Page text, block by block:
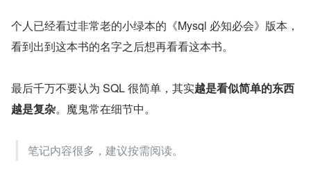
个人已经看过非常老的小绿本的《Mysql 必知必会》版本，
看到出到这本书的名字之后想再看看这本书。
最后千万不要认为 SQL 很简单，其实越是看似简单的东西
越是复杂。魔鬼常在细节中。
笔记内容很多，建议按需阅读。